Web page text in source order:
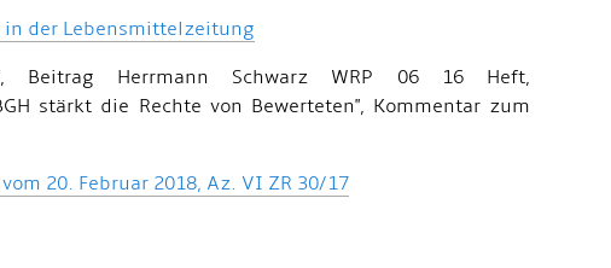
der Lebensmittelzeitung
Beitrag Herrmann Schwarz WRP 06 16 Heft,
stärkt die Rechte von Bewerteten", Kommentar zum
20. Februar 2018, Az. VI ZR 30/17